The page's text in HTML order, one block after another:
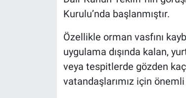
Kurulu’nda başlanmıştır.
Özellikle orman vasfını
uygulama dışında kalan,
veya tespitlerde gözden
vatandaşlarımız için